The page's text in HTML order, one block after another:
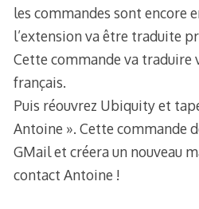
les commandes sont encore
l’extension va être traduite
Cette commande va traduire
français.
Puis réouvrez Ubiquity et
Antoine ». Cette commande
GMail et créera un nouveau
contact Antoine !